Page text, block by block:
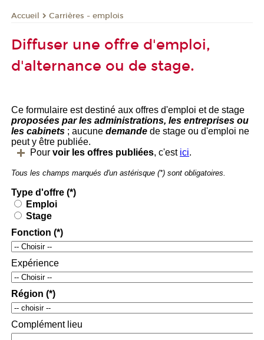
Accueil Carrières - emplois
Diffuser une offre d'emploi,
d'alternance ou de stage.